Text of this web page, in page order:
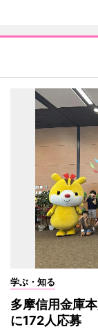
学ぶ・知る
多摩信用金庫
に172人応募